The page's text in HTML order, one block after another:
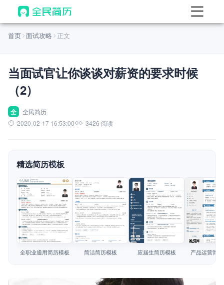
首页
AI 生成简历
AI 翻译简历
AI 诊断简历
面试自我介绍
AI 职场工具 New
简历模板
简历教程
首页 面试攻略 正文
当面试官让你谈谈对薪资的要求时候
（2）
全
全民简历
2020-02-17 16:53:00
3426 阅读
精选简历模板
查看模板
全职业通用简历模板
查看模板
简洁简历模板
查看模板
应届生简历模板
查看模板
产品运营简